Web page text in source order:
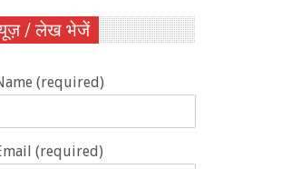
/ लेख भेजें
(required)
(required)